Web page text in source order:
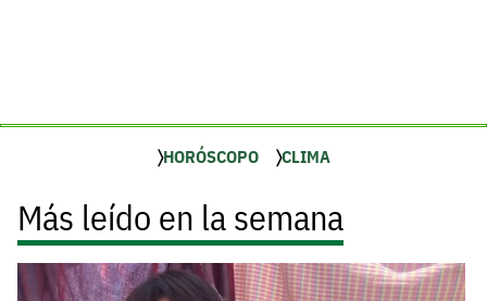
HORÓSCOPO CLIMA
Más leído en la semana